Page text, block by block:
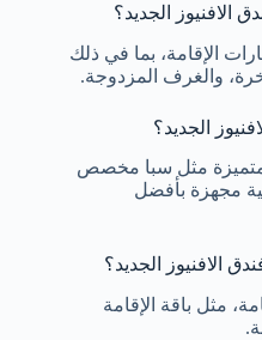
الافنيوز الجديد؟
الإقامة، بما في ذلك
والغرف المزدوجة.
الجديد؟
مثل سبا مخصص
مجهزة بأفضل
الافنيوز الجديد؟
مثل باقة الإقامة